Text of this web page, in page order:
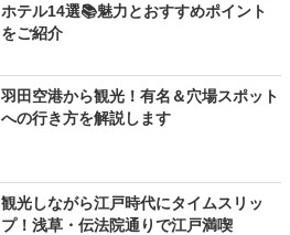
ホテル14選📚魅力とおすすめポイント
をご紹介
羽田空港から観光！有名＆穴場スポット
への行き方を解説します
観光しながら江戸時代にタイムスリッ
プ！浅草・伝法院通りで江戸満喫